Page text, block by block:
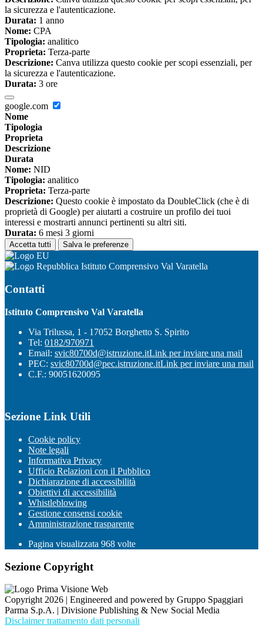
la sicurezza e l'autenticazione.
Durata: 1 anno
Nome: CPA
Tipologia: analitico
Proprieta: Terza-parte
Descrizione: Canva utilizza questo cookie per scopi essenziali, per
la sicurezza e l'autenticazione.
Durata: 3 ore
google.com
Nome
Tipologia
Proprieta
Descrizione
Durata
Nome: NID
Tipologia: analitico
Proprieta: Terza-parte
Descrizione: Questo cookie è impostato da DoubleClick (che è di
proprietà di Google) per aiutarti a costruire un profilo dei tuoi
interessi e mostrarti annunci pertinenti su altri siti.
Durata: 6 mesi 3 giorni
Accetta tutti Salva le preferenze
Istituto Comprensivo Val Varatella
Contatti
Istituto Comprensivo Val Varatella
Via Trilussa, 1 - 17052 Borghetto S. Spirito
Tel: 0182/970971
Email: svic80700d@istruzione.itLink per inviare una mail
PEC: svic80700d@pec.istruzione.itLink per inviare una mail
C.F.: 90051620095
Sezione Link Utili
Cookie policy
Note legali
Informativa Privacy
Ufficio Relazioni con il Pubblico
Dichiarazione di accessibilità
Obiettivi di accessibilità
Whistleblowing
Gestione consensi cookie
Amministrazione trasparente
Pagina visualizzata 968 volte
Sezione Copyright
Copyright 2026 | Engineered and powered by Gruppo Spaggiari
Parma S.p.A. | Divisione Publishing & New Social Media
Disclaimer trattamento dati personali